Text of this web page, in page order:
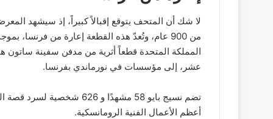
لا شك أن المتحف يتوقع إقبالاً كبيراً، إذ سيشهد
من 900 عام، وتُعدّ هذه القطعة إعارة من
المملكة المتحدة قطعاً أثرية من مدفن سفينة ساتون
عشر، إلى مؤسسات في نورماندي بفرنسا.
تضم نسيج بايو 58 مشهدًا و
أعظم الأعمال الفنية الرومانسكية.